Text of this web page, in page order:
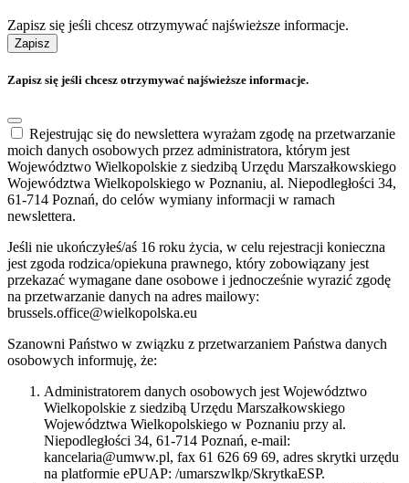
Zapisz się jeśli chcesz otrzymywać najświeższe informacje.
Zapisz
Zapisz się jeśli chcesz otrzymywać najświeższe informacje.
Rejestrując się do newslettera wyrażam zgodę na przetwarzanie
moich danych osobowych przez administratora, którym jest
Województwo Wielkopolskie z siedzibą Urzędu Marszałkowskiego
Województwa Wielkopolskiego w Poznaniu, al. Niepodległości 34,
61-714 Poznań, do celów wymiany informacji w ramach
newslettera.
Jeśli nie ukończyłeś/aś 16 roku życia, w celu rejestracji konieczna
jest zgoda rodzica/opiekuna prawnego, który zobowiązany jest
przekazać wymagane dane osobowe i jednocześnie wyrazić zgodę
na przetwarzanie danych na adres mailowy:
brussels.office@wielkopolska.eu
Szanowni Państwo w związku z przetwarzaniem Państwa danych
osobowych informuję, że:
Administratorem danych osobowych jest Województwo
Wielkopolskie z siedzibą Urzędu Marszałkowskiego
Województwa Wielkopolskiego w Poznaniu przy al.
Niepodległości 34, 61-714 Poznań, e-mail:
kancelaria@umww.pl, fax 61 626 69 69, adres skrytki urzędu
na platformie ePUAP: /umarszwlkp/SkrytkaESP.